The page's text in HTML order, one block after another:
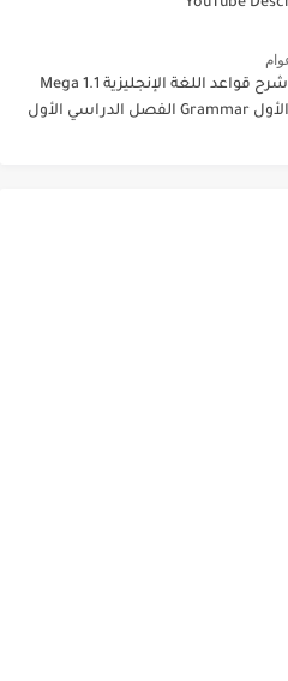
YouTube
أول ثانوي | شرح قواعد اللغة الإنجليزية 1.1 Mega